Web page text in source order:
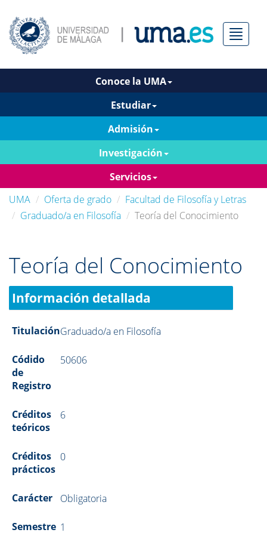
Menú
Conoce la UMA
Estudiar
Admisión
Investigación
Servicios
UMA
Oferta de grado
Facultad de Filosofía y Letras
Graduado/a en Filosofía
Teoría del Conocimiento
Teoría del Conocimiento
Información detallada
TitulaciónGraduado/a en Filosofía
Códido
de
Registro
50606
Créditos
teóricos
6
Créditos
prácticos
0
Carácter Obligatoria
Semestre 1